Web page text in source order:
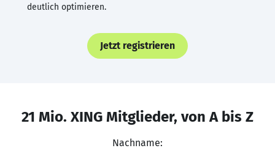
deutlich optimieren.
Jetzt registrieren
21 Mio. XING Mitglieder, von A bis Z
Nachname: